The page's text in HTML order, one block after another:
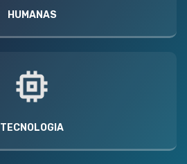
HUMANAS
TECNOLOGIA